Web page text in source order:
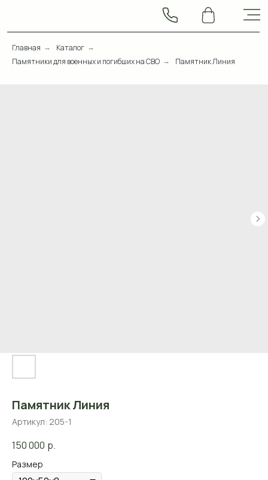
Главная → Каталог →
Памятники для военных и погибших на СВО → Памятник Линия
Памятник Линия
Артикул: 205-1
150 000 р.
Размер